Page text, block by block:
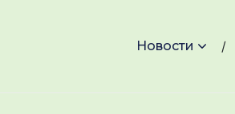
Новости